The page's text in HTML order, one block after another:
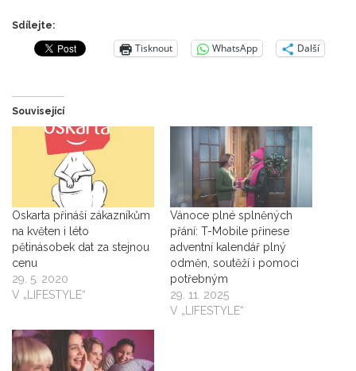
Sdílejte:
Tisknout WhatsApp Další
Související
Oskarta přináší zákazníkům
na květen i léto
pětinásobek dat za stejnou
cenu
29. 5. 2020
V „LIFESTYLE“
Vánoce plné splněných
přání: T-Mobile přinese
adventní kalendář plný
odměn, soutěží i pomoci
potřebným
29. 11. 2025
V „LIFESTYLE“